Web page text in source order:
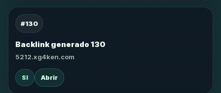
#130
Backlink generado 130
5212.xg4ken.com
SI Abrir